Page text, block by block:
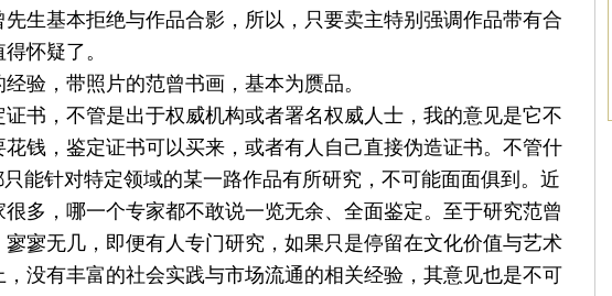
先生基本拒绝与作品合影，所以，只要卖主特别强调作品带有合
怀疑了。
验，带照片的范曾书画，基本为赝品。
证书，不管是出于权威机构或者署名权威人士，我的意见是它不
花钱，鉴定证书可以买来，或者有人自己直接伪造证书。不管什
只能针对特定领域的某一路作品有所研究，不可能面面俱到。近
多，哪一个专家都不敢说一览无余、全面鉴定。至于研究范曾
寥寥无几，即便有人专门研究，如果只是停留在文化价值与艺术
，没有丰富的社会实践与市场流通的相关经验，其意见也是不可